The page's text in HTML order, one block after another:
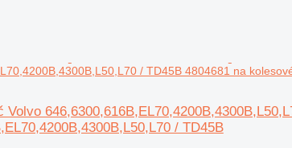
/ TD45B 4804681 na
Volvo
/ TD45B